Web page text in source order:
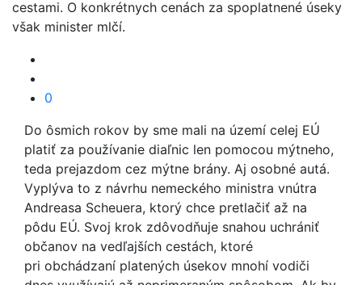
cestami. O konkrétnych cenách za spoplatnené úseky
však minister mlčí.
0
Do ôsmich rokov by sme mali na území celej EÚ
platiť za používanie diaľnic len pomocou mýtneho,
teda prejazdom cez mýtne brány. Aj osobné autá.
Vyplýva to z návrhu nemeckého ministra vnútra
Andreasa Scheuera, ktorý chce pretlačiť až na
pôdu EÚ. Svoj krok zdôvodňuje snahou uchrániť
občanov na vedľajších cestách, ktoré
pri obchádzaní platených úsekov mnohí vodiči